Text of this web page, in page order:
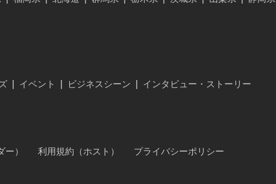
イベント ビジネスシーン
インタビュー・ストーリー
） 利用規約（ホスト）
プライバシーポリシー